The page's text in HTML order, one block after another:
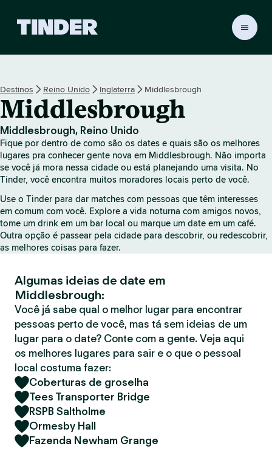
a
i
n
i
c
i
a
l
o
T
i
n
r
Destinos Reino Unido Inglaterra Middlesbrough
Middlesbrough
Middlesbrough, Reino Unido
Fique por dentro de como são os dates e quais são os melhores
lugares pra conhecer gente nova em Middlesbrough. Não importa
se você já mora nessa cidade ou está planejando uma visita. No
Tinder, você encontra muitos moradores locais perto de você.
Use o Tinder para dar matches com pessoas que têm interesses
em comum com você. Explore a vida noturna com amigos novos,
tome um drink em um bar local ou marque um date em um café.
Outra opção é passear pela cidade para descobrir, ou redescobrir,
as melhores coisas para fazer.
Algumas ideias de date em
Middlesbrough:
Você já sabe qual o melhor lugar para encontrar
pessoas perto de você, mas tá sem ideias de um
lugar para o date? Conte com a gente. Veja aqui
os melhores lugares para sair e o que o pessoal
local costuma fazer:
Coberturas de groselha
Tees Transporter Bridge
RSPB Saltholme
Ormesby Hall
Fazenda Newham Grange